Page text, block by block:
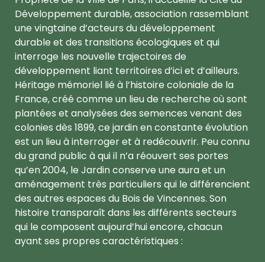
Développement durable, association rassemblant
une vingtaine d’acteurs du développement
durable et des transitions écologiques et qui
interroge les nouvelle trajectoires de
développement liant territoires d’ici et d’ailleurs.
Héritage mémoriel lié à l’histoire coloniale de la
France, créé comme un lieu de recherche où sont
plantées et analysées des semences venant des
colonies dès 1899, ce jardin en constante évolution
est un lieu à interroger et à redécouvrir. Peu connu
du grand public à qui il n’a réouvert ses portes
qu’en 2004, le Jardin conserve une aura et un
aménagement très particuliers qui le différencient
des autres espaces du Bois de Vincennes. Son
histoire transparaît dans les différents secteurs
qui le composent aujourd’hui encore, chacun
ayant ses propres caractéristiques :